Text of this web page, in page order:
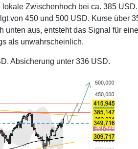
Zwischenhoch bei ca. 385 USD.
von 450 und 500 USD. Kurse über
unten aus, entsteht das Signal für
als unwahrscheinlich.
Absicherung unter 336 USD.